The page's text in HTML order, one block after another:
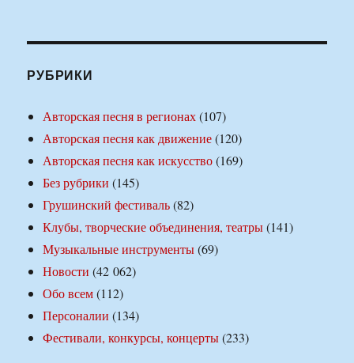
РУБРИКИ
Авторская песня в регионах(107)
Авторская песня как движение(120)
Авторская песня как искусство(169)
Без рубрики (145)
Грушинский фестиваль(82)
Клубы, творческие объединения, театры(141)
Музыкальные инструменты(69)
Новости (42 062)
Обо всем(112)
Персоналии (134)
Фестивали, конкурсы, концерты(233)